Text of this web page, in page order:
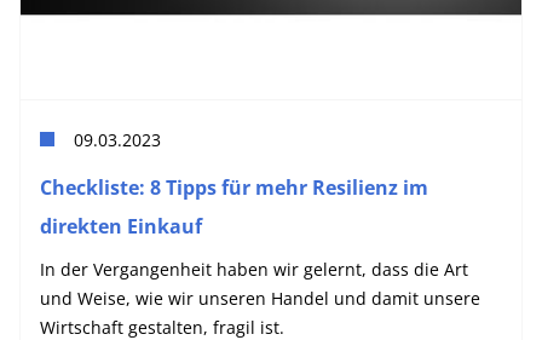
09.03.2023
Checkliste: 8 Tipps für mehr Resilienz im
direkten Einkauf
In der Vergangenheit haben wir gelernt, dass die Art
und Weise, wie wir unseren Handel und damit unsere
Wirtschaft gestalten, fragil ist.